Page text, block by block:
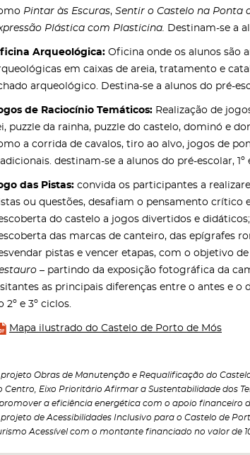
Pintar às Escuras, Sentir o Castelo na Ponta
Plástica com Plasticina. Destinam-se a
Arqueológica: Oficina onde os alunos são
em caixas de areia, tratamento e
arqueológico. Destina-se a alunos do pré-
de Raciocínio Temáticos: Realização de
puzzle da rainha, puzzle do castelo, dominó e
a corrida de cavalos, tiro ao alvo, jogos de
destinam-se a alunos do pré-escolar, 1º
das Pistas: convida os participantes a
ou questões, desafiam o pensamento crítico
do castelo a jogos divertidos e didáticos;
das marcas de canteiro, das epígrafes
pistas e vencer etapas, com o objetivo
– partindo da exposição fotográfica da
as principais diferenças entre o antes e o
2º e 3º ciclos.
Mapa ilustrado do Castelo de Porto de Mós
projeto Obras de Manutenção e Requalificação do
Centro, Eixo Prioritário Afirmar a Sustentabilidade dos
a eficiência energética com o apoio financeiro
projeto de Acessibilidades Inclusivo para o Castelo de
Acessível com o montante financiado no valor de